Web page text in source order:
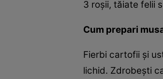
3 roşii, tăiate felii
Cum prepari
Fierbi cartofii şi
lichid. Zdrobeşti